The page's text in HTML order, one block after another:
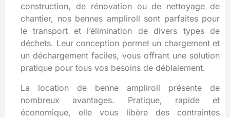
construction, de rénovation ou de nettoyage de
chantier, nos bennes ampliroll sont parfaites pour
le transport et l’élimination de divers types de
déchets. Leur conception permet un chargement et
un déchargement faciles, vous offrant une solution
pratique pour tous vos besoins de déblaiement.
La location de benne ampliroll présente de
nombreux avantages. Pratique, rapide et
économique, elle vous libère des contraintes